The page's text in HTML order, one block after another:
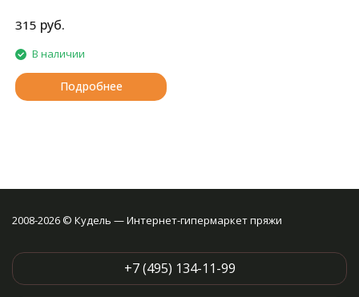
мягкого хлопка.
315 руб.
В наличии
Подробнее
2008-2026 © Кудель — Интернет-гипермаркет пряжи
+7 (495) 134-11-99